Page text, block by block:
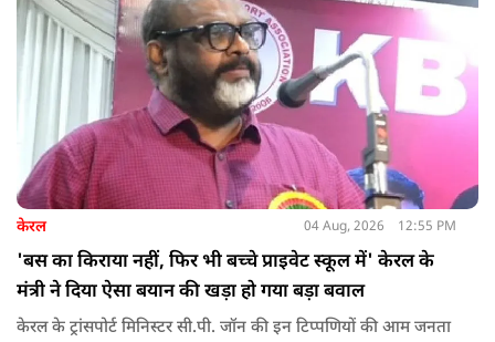
केरल 04 Aug, 2026 12:55 PM
'बस का किराया नहीं, फिर भी बच्चे प्राइवेट स्कूल में' केरल के
मंत्री ने दिया ऐसा बयान की खड़ा हो गया बड़ा बवाल
केरल के ट्रांसपोर्ट मिनिस्टर सी.पी. जॉन की इन टिप्पणियों की आम जनता